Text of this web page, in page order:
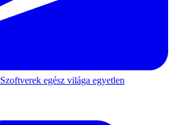
Szoftverek egész világa egyetlen